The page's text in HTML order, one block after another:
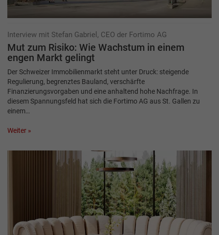
Interview mit Stefan Gabriel, CEO der Fortimo AG
Mut zum Risiko: Wie Wachstum in einem
engen Markt gelingt
Der Schweizer Immobilienmarkt steht unter Druck: steigende
Regulierung, begrenztes Bauland, verschärfte
Finanzierungsvorgaben und eine anhaltend hohe Nachfrage. In
diesem Spannungsfeld hat sich die Fortimo AG aus St. Gallen zu
einem…
Weiter »